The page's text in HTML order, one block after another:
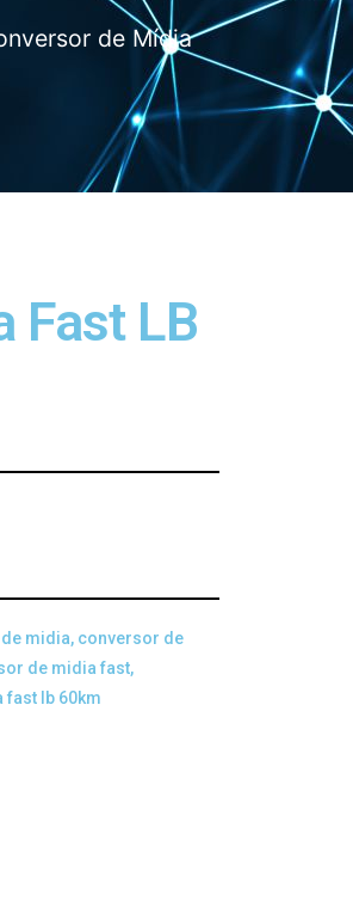
de Mídia
Fast LB
midia, conversor de
de midia fast,
lb 60km